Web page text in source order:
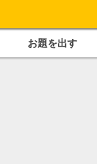
お題を出す